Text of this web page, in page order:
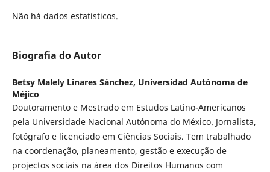
Não há dados estatísticos.
Biografia do Autor
Betsy Malely Linares Sánchez, Universidad Autónoma de
Méjico
Doutoramento e Mestrado em Estudos Latino-Americanos
pela Universidade Nacional Autónoma do México. Jornalista,
fotógrafo e licenciado em Ciências Sociais. Tem trabalhado
na coordenação, planeamento, gestão e execução de
projectos sociais na área dos Direitos Humanos com